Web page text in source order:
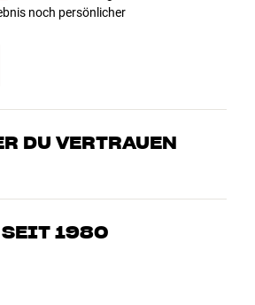
Filialen von HiFi Klubben erlebt werden:
| München | Essen | Frankfurt | Berlin
noch persönlicher
DU VERTRAUEN
Enthusiasten, die unsere Produkte
wovon Du träumst, und wir finden
SEIT 1980